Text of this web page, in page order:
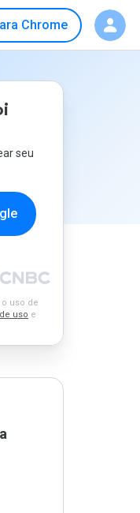
Chrome
seu
uso de
uso e